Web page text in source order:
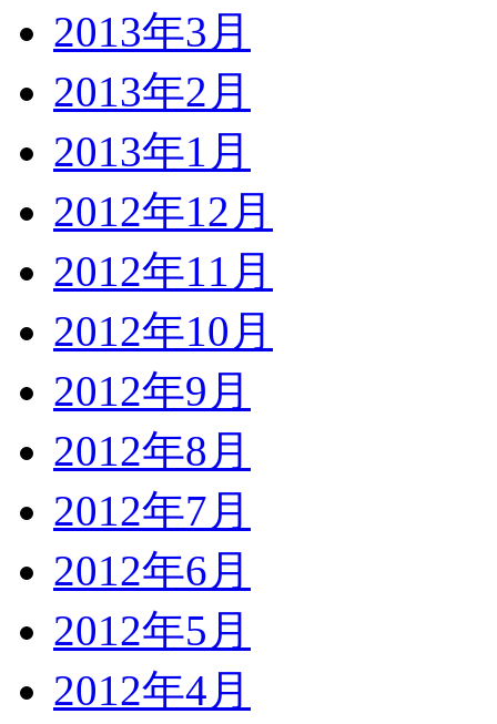
2013年3月
2013年2月
2013年1月
2012年12月
2012年11月
2012年10月
2012年9月
2012年8月
2012年7月
2012年6月
2012年5月
2012年4月